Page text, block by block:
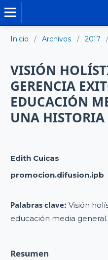
Inicio / Archivos / 2017 /
VISIÓN
GERENCIA
EDUCACIÓN
UNA
Edith Cuicas
promocion.difusion.ipb
Palabras clave:Visión
educación media general.
Resumen